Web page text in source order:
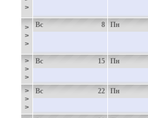
>
>
>
>
8
Вс Пн
>
>
>
15
Вс Пн
>
>
>
22
Вс Пн